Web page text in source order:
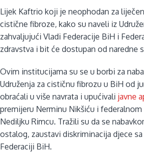
Lijek Kaftrio koji je neophodan za
cistične fibroze, kako su naveli iz
zahvaljujući Vladi Federacije BiH i
zdravstva i bit će dostupan od naredne
Ovim institucijama su se u borbi za
Udruženja za cističnu fibrozu u BiH od
obraćali u više navrata i upućivali javne
premijeru Nerminu Nikšiću i
Nediljku Rimcu. Tražili su da se
ostalog, zaustavi diskriminacija djece
Federaciji BiH.